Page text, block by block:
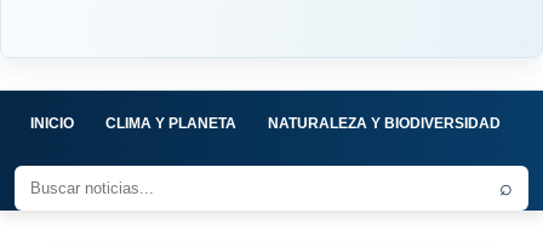
INICIO CLIMA Y PLANETA NATURALEZA Y BIODIVERSIDAD
⌕